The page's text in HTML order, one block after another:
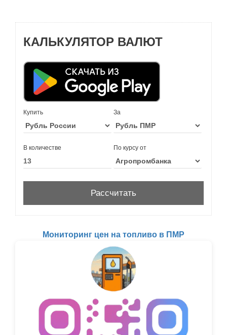
КАЛЬКУЛЯТОР ВАЛЮТ
Купить За
В количестве По курсу от
Мониторинг цен на топливо в ПМР